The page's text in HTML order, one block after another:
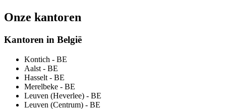
Onze kantoren
Kantoren in België
Kontich - BE
Aalst - BE
Hasselt - BE
Merelbeke - BE
Leuven (Heverlee) - BE
Leuven (Centrum) - BE